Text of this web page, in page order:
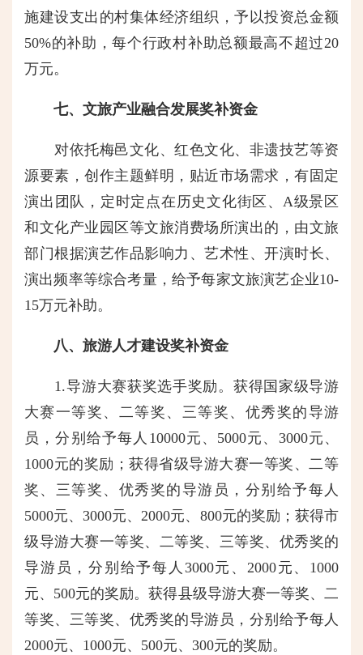
施建设支出的村集体经济组织，予以投资总金额
50%的补助，每个行政村补助总额最高不超过20
万元。
七、文旅产业融合发展奖补资金
对依托梅邑文化、红色文化、非遗技艺等资
源要素，创作主题鲜明，贴近市场需求，有固定
演出团队，定时定点在历史文化街区、A级景区
和文化产业园区等文旅消费场所演出的，由文旅
部门根据演艺作品影响力、艺术性、开演时长、
演出频率等综合考量，给予每家文旅演艺企业10-
15万元补助。
八、旅游人才建设奖补资金
1.导游大赛获奖选手奖励。获得国家级导游
大赛一等奖、二等奖、三等奖、优秀奖的导游
员，分别给予每人10000元、5000元、3000元、
1000元的奖励；获得省级导游大赛一等奖、二等
奖、三等奖、优秀奖的导游员，分别给予每人
5000元、3000元、2000元、800元的奖励；获得市
级导游大赛一等奖、二等奖、三等奖、优秀奖的
导游员，分别给予每人3000元、2000元、1000
元、500元的奖励。获得县级导游大赛一等奖、二
等奖、三等奖、优秀奖的导游员，分别给予每人
2000元、1000元、500元、300元的奖励。